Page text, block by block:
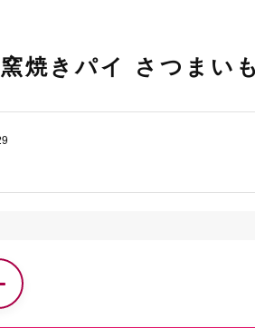
焼きパイ さつまいも